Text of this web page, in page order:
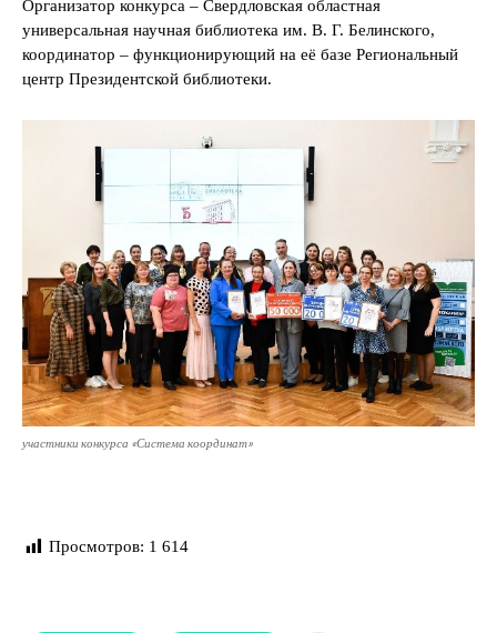
Организатор конкурса – Свердловская областная
универсальная научная библиотека им. В. Г. Белинского,
координатор – функционирующий на её базе Региональный
центр Президентской библиотеки.
участники конкурса «Система координат»
Просмотров: 1 614